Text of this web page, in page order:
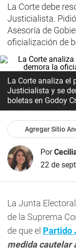
La Corte debe
Justicialista.
Asesoría de
oficialización de
La Corte analiza el
Justicialista y se
boletas en Godoy
Agregar Sitio
Por
22 de
La Junta
de la Suprema
de que el Partido
medida cautelar